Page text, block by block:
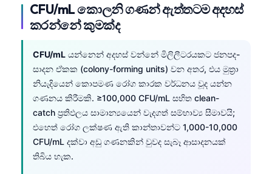
CFU/mL කොලනි ගණන් ඇත්තටම අදහස්
කරන්නේ කුමක්ද
CFU/mL යන්නෙන් අදහස් වන්නේ මිලිලීටරයකට ජනපද-
සාදන ඒකක (colony-forming units) වන අතර, එය මුත්‍රා
නියැදියෙන් කොපමණ රෝග කාරක වර්ධනය වූද යන්න
ගණනය කිරීමකි. ≥100,000 CFU/mL සහිත clean-
catch ප්‍රතිඵලය සාමාන්‍යයෙන් වැදගත් සම්භාව්‍ය සීමාවයි;
එහෙත් රෝග ලක්ෂණ ඇති කාන්තාවන්ට 1,000-10,000
CFU/mL දක්වා අඩු ගණනකින් වුවද සැබෑ ආසාදනයක්
තිබිය හැක.